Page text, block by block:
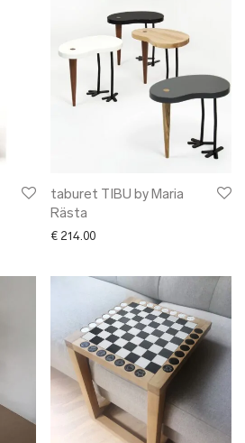
taburet TIBU by Maria
Rästa
€ 214.00